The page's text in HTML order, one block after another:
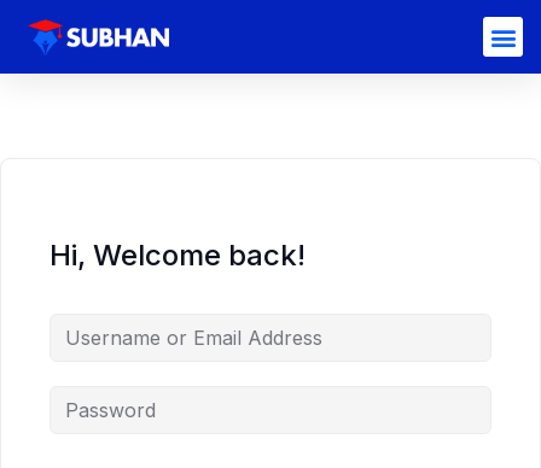
Hi, Welcome back!